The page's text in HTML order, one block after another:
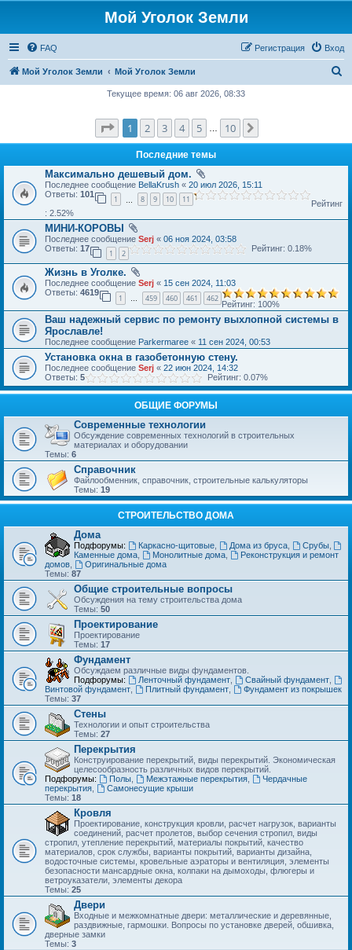
Мой Уголок Земли
FAQ Вход
Регистрация
Мой Уголок Земли Мой Уголок Земли
к
Текущее время: 06 авг 2026, 08:33
Страница1 из
1 2 3 4 5 10
Последние темы
Максимально дешевый дом.
Последнее сообщение BellaKrush « 20 июл 2026, 15:11
Ответы: 101
1 8 9 10 11
Рейтинг
: 2.52%
МИНИ-КОРОВЫ
Последнее сообщение Serj « 06 ноя 2024, 03:58
Ответы: 17
1 2
Рейтинг: 0.18%
Жизнь в Уголке.
Последнее сообщение Serj « 15 сен 2024, 11:03
Ответы: 4619
1 … 459 460 461 462
Рейтинг: 100%
Ваш надежный сервис по ремонту выхлопной системы в
Ярославле!
Последнее сообщение Parkermaree « 11 сен 2024, 00:53
Установка окна в газобетонную стену.
Последнее сообщение Serj « 22 июн 2024, 14:32
Ответы: 5 Рейтинг: 0.07%
ОБЩИЕ ФОРУМЫ
Современные технологии
Обсуждение современных технологий в строительных
материалах и оборудовании
Темы: 6
Справочник
Файлообменник, справочник, строительные калькуляторы
Темы: 19
СТРОИТЕЛЬСТВО ДОМА
Дома
Подфорумы: Каркасно-щитовые, Дома из бруса, Срубы,
Каменные дома
Монолитные дома,
Реконструкция и ремонт
домов
Оригинальные дома
Темы: 87
Общие строительные вопросы
Обсуждения на тему строительства дома
Темы: 50
Проектирование
Проектирование
Темы: 17
Фундамент
Обсуждаем различные виды фундаментов.
Подфорумы:
Ленточный фундамент, Свайный фундамент,
Винтовой фундамент
Плитный фундамент,
Фундамент из покрышек
Темы: 37
Стены
Технологии и опыт строительства
Темы: 27
Перекрытия
Конструирование перекрытий, виды перекрытий. Экономическая
целесообразность различных видов перекрытий.
Подфорумы:
Полы, Межэтажные перекрытия,
Чердачные
перекрытия
Самонесущие крыши
Темы: 18
Кровля
Проектирование, конструкция кровли, расчет нагрузок, варианты
соединений, расчет пролетов, выбор сечения стропил, виды
стропил, утепление перекрытий, материалы покрытий, качество
материалов, срок службы, варианты покрытий, варианты дизайна,
водосточные системы, кровельные аэраторы и вентиляция, элементы
безопасности мансардные окна, колпаки на дымоходы, флюгеры и
ветроуказатели, элементы декора
Темы: 25
Двери
Входные и межкомнатные двери: металлические и деревянные,
раздвижные, гармошки. Вопросы по установке дверей, обшивка,
дверные замки
Темы: 3